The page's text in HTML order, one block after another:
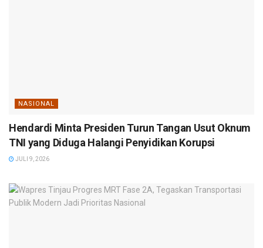
NASIONAL
Hendardi Minta Presiden Turun Tangan Usut Oknum
TNI yang Diduga Halangi Penyidikan Korupsi
JULI 9, 2026